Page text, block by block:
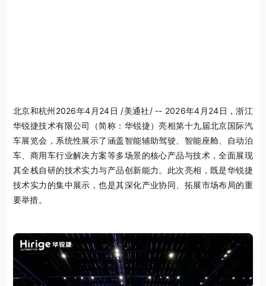
北京和杭州2026年4月24日 /美通社/ -- 2026年4月24日，浙江
华锐捷技术有限公司（简称：华锐捷）亮相第十九届北京国际汽
车展览会，系统性展示了涵盖智能辅助驾驶、智能座舱、自动泊
车、商用车行业解决方案等多场景的核心产品与技术，全面展现
其全栈自研的技术实力与产品创新能力。此次亮相，既是华锐捷
技术实力的集中展示，也是其深化产业协同、拓展市场布局的重
要举措。